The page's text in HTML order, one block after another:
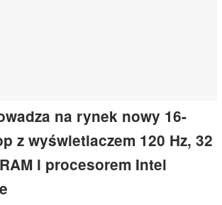
na rynek nowy 16-
z wyświetlaczem 120 Hz, 32
i procesorem Intel